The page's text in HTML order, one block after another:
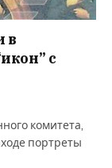
в
с
комитета,
портреты